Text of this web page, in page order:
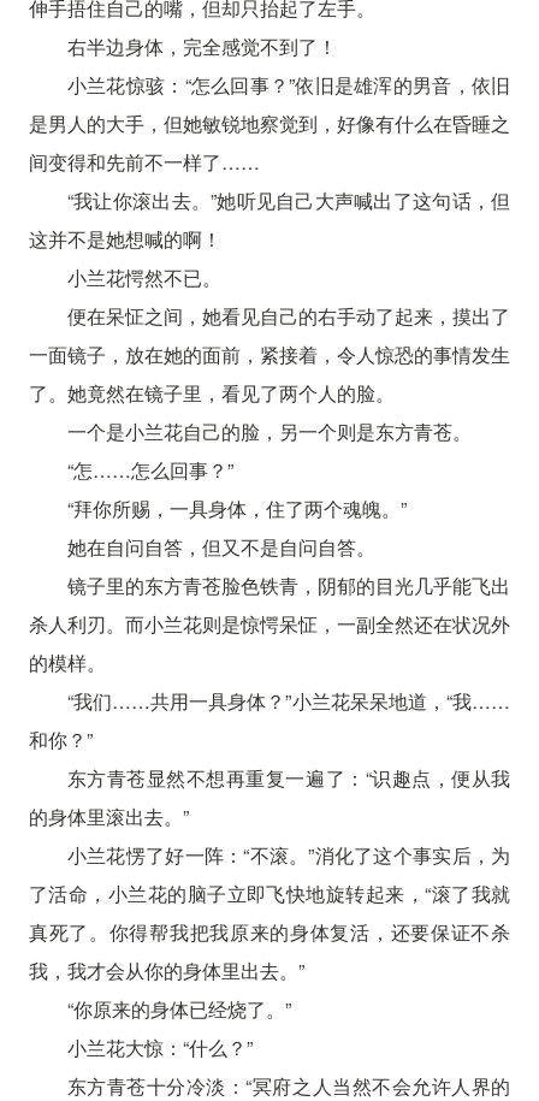
伸手捂住自己的嘴，但却只抬起了左手。
右半边身体，完全感觉不到了！
小兰花惊骇：“怎么回事？”依旧是雄浑的男音，依旧
是男人的大手，但她敏锐地察觉到，好像有什么在昏睡之
间变得和先前不一样了……
“我让你滚出去。”她听见自己大声喊出了这句话，但
这并不是她想喊的啊！
小兰花愕然不已。
便在呆怔之间，她看见自己的右手动了起来，摸出了
一面镜子，放在她的面前，紧接着，令人惊恐的事情发生
了。她竟然在镜子里，看见了两个人的脸。
一个是小兰花自己的脸，另一个则是东方青苍。
“怎……怎么回事？”
“拜你所赐，一具身体，住了两个魂魄。”
她在自问自答，但又不是自问自答。
镜子里的东方青苍脸色铁青，阴郁的目光几乎能飞出
杀人利刃。而小兰花则是惊愕呆怔，一副全然还在状况外
的模样。
“我们……共用一具身体？”小兰花呆呆地道，“我……
和你？”
东方青苍显然不想再重复一遍了：“识趣点，便从我
的身体里滚出去。”
小兰花愣了好一阵：“不滚。”消化了这个事实后，为
了活命，小兰花的脑子立即飞快地旋转起来，“滚了我就
真死了。你得帮我把我原来的身体复活，还要保证不杀
我，我才会从你的身体里出去。”
“你原来的身体已经烧了。”
小兰花大惊：“什么？”
东方青苍十分冷淡：“冥府之人当然不会允许人界的